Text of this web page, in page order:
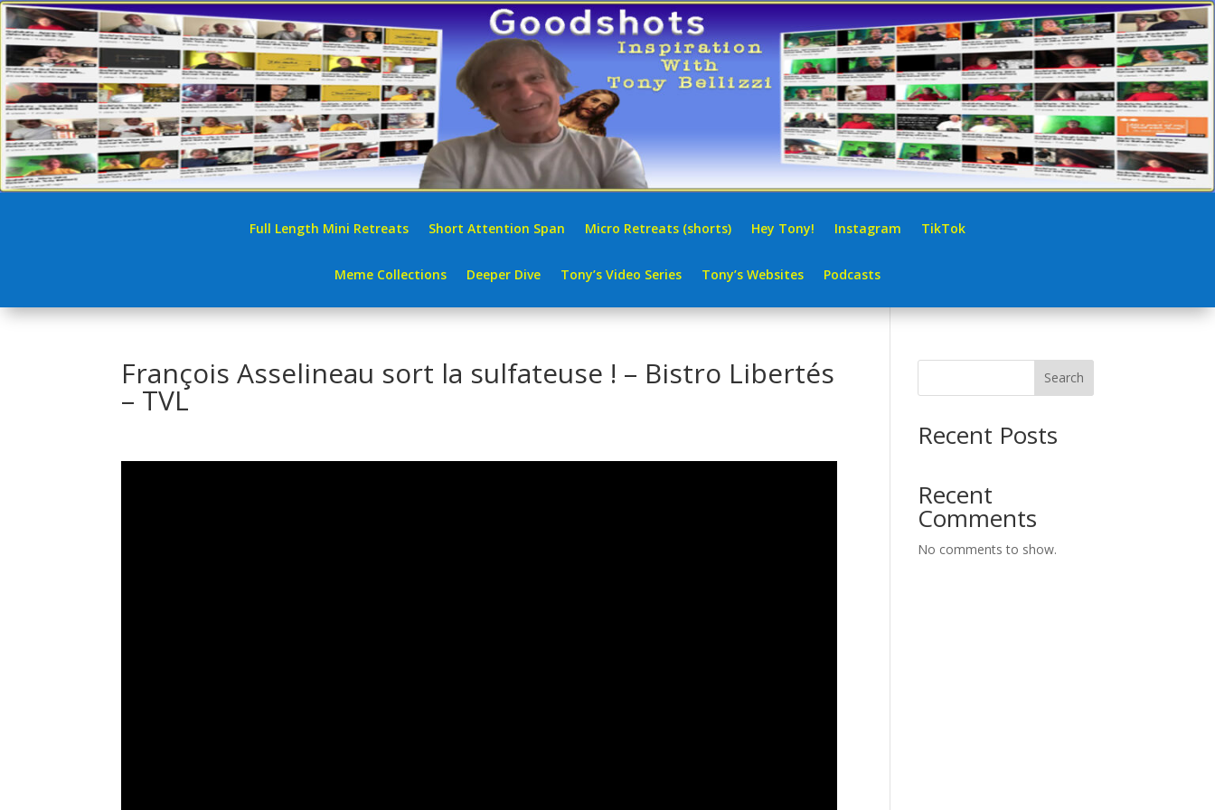
Full Length Mini Retreats Short Attention Span Micro Retreats (shorts) Hey Tony! Instagram TikTok
Meme Collections Deeper Dive Tony’s Video Series Tony’s Websites Podcasts
François Asselineau sort la sulfateuse ! – Bistro Libertés
– TVL
Search
Recent Posts
Recent
Comments
No comments to show.